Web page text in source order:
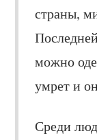
страны,
можно
умрет и
Среди